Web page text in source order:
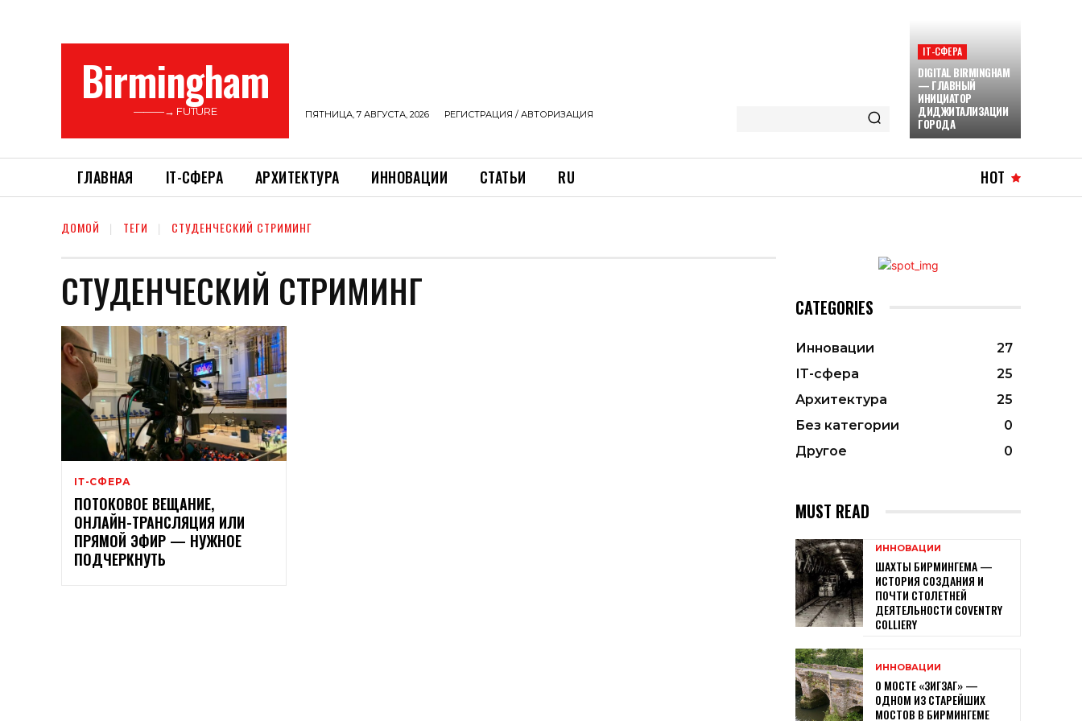
Birmingham
———→ FUTURE ПЯТНИЦА, 7 АВГУСТА, 2026 РЕГИСТРАЦИЯ / АВТОРИЗАЦИЯ
ІТ-СФЕРА
DIGITAL BIRMINGHAM
— ГЛАВНЫЙ
ИНИЦИАТОР
ДИДЖИТАЛИЗАЦИИ
ГОРОДА
ГЛАВНАЯ ІТ-СФЕРА АРХИТЕКТУРА ИННОВАЦИИ СТАТЬИ RU HOT
ДОМОЙ ТЕГИ СТУДЕНЧЕСКИЙ СТРИМИНГ
СТУДЕНЧЕСКИЙ СТРИМИНГ
ІТ-СФЕРА
ПОТОКОВОЕ ВЕЩАНИЕ,
ОНЛАЙН-ТРАНСЛЯЦИЯ ИЛИ
ПРЯМОЙ ЭФИР — НУЖНОЕ
ПОДЧЕРКНУТЬ
CATEGORIES
Инновации
27
ІТ-сфера
25
Архитектура
25
Без категории
0
Другое
0
MUST READ
ИННОВАЦИИ
ШАХТЫ БИРМИНГЕМА —
ИСТОРИЯ СОЗДАНИЯ И
ПОЧТИ СТОЛЕТНЕЙ
ДЕЯТЕЛЬНОСТИ COVENTRY
COLLIERY
ИННОВАЦИИ
О МОСТЕ «ЗИГЗАГ» —
ОДНОМ ИЗ СТАРЕЙШИХ
МОСТОВ В БИРМИНГЕМЕ